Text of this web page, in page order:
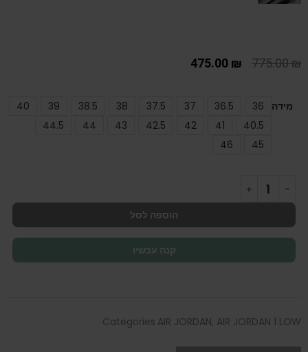
775.00₪
475.00 ₪
מידה 36
36.5
37
37.5
38
38.5
39
40
40.5
41
42
42.5
43
44
44.5
45
46
הוספה לסל
קנה עכשיו
Categories AIR JORDAN, AIR JORDAN 1 LOW